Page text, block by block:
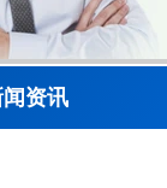
闻资讯